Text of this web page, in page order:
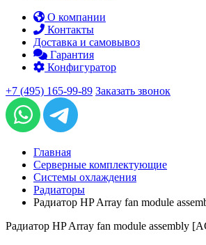
О компании
Контакты
Доставка и самовывоз
Гарантия
Конфигуратор
+7 (495) 165-99-89 Заказать звонок
Главная
Серверные комплектующие
Системы охлаждения
Радиаторы
Радиатор HP Array fan module
Радиатор HP Array fan module assembly